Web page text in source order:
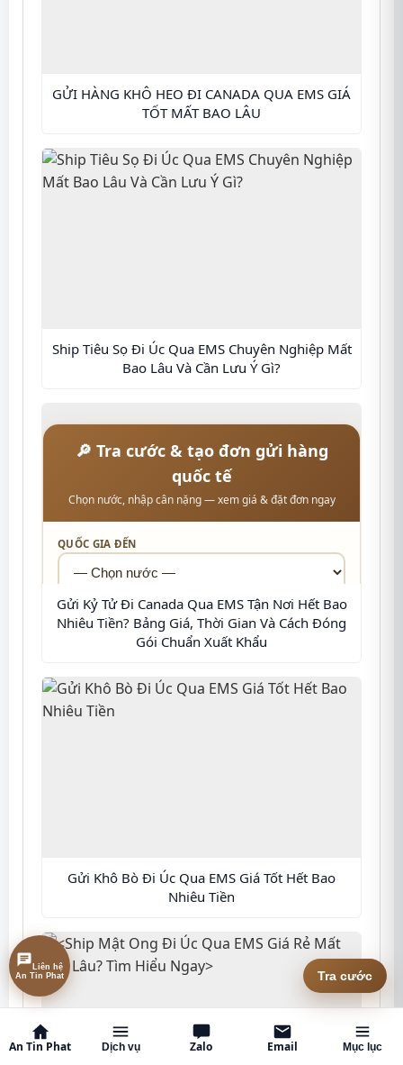
GỬI HÀNG KHÔ HEO ĐI CANADA QUA EMS GIÁ
TỐT MẤT BAO LÂU
Ship Tiêu Sọ Đi Úc Qua EMS Chuyên Nghiệp Mất
Bao Lâu Và Cần Lưu Ý Gì?
🔎 Tra cước & tạo đơn gửi hàng
quốc tế
Chọn nước, nhập cân nặng — xem giá & đặt đơn ngay
QUỐC GIA ĐẾN
MÃ BƯU CHÍNH
Gửi Kỷ Tử Đi Canada Qua EMS Tận Nơi Hết Bao
Nhiêu Tiền? Bảng Giá, Thời Gian Và Cách Đóng
Gói Chuẩn Xuất Khẩu
Gửi Khô Bò Đi Úc Qua EMS Giá Tốt Hết Bao
Nhiêu Tiền
An Tin Phat Dịch vụ Zalo Email Mục lục
Tra cước
Liên hệ An Tin Phat